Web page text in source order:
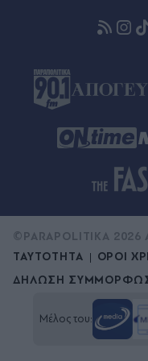
υποβάλλουν
Πότε λήγει η
πριν μία ώρα
Βρετανία: Σχέδιο
πρίγκιπα Άντριου
αντιδράσεων
ΤΑΥΤΟΤΗΤΑ ΟΡΟΙ
ΔΗΛΩΣΗ
©PARAPOLITIKA 2026
Μέλος του: